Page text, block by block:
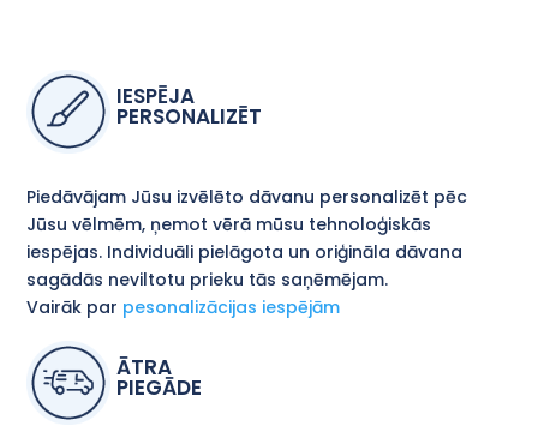
IESPĒJA
PERSONALIZĒT
Piedāvājam Jūsu izvēlēto dāvanu personalizēt pēc
Jūsu vēlmēm, ņemot vērā mūsu tehnoloģiskās
iespējas. Individuāli pielāgota un oriģināla dāvana
sagādās neviltotu prieku tās saņēmējam.
Vairāk par pesonalizācijas iespējām
ĀTRA
PIEGĀDE